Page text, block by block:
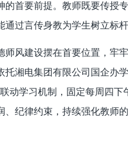
的首要前提。教师既要传授
过言传身教为学生树立标
风建设摆在首要位置，牢
湘电集团有限公司国企办
学习机制，固定每周四下
纪律约束，持续强化教师